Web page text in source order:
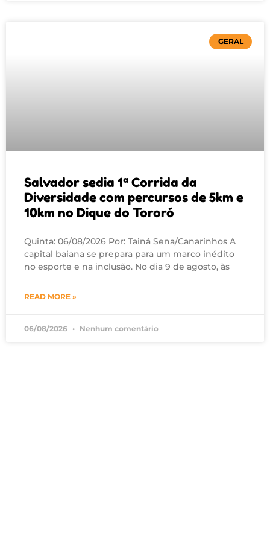
GERAL
Salvador sedia 1ª Corrida da
Diversidade com percursos de 5km e
10km no Dique do Tororó
Quinta: 06/08/2026 Por: Tainá Sena/Canarinhos A
capital baiana se prepara para um marco inédito
no esporte e na inclusão. No dia 9 de agosto, às
READ MORE »
06/08/2026 Nenhum comentário